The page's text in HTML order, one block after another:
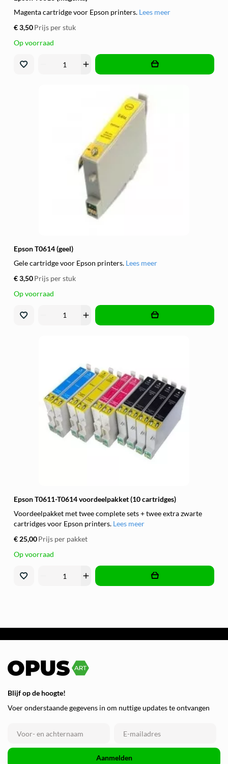
Magenta cartridge voor Epson printers. Lees meer
€ 3,50Prijs per stuk
Op voorraad
add
Epson T0614 (geel)
Gele cartridge voor Epson printers. Lees meer
€ 3,50Prijs per stuk
Op voorraad
add
Epson T0611-T0614 voordeelpakket (10 cartridges)
Voordeelpakket met twee complete sets + twee extra zwarte
cartridges voor Epson printers. Lees meer
€ 25,00Prijs per pakket
Op voorraad
add
Blijf op de hoogte!
Voer onderstaande gegevens in om nuttige updates te ontvangen
Aanmelden